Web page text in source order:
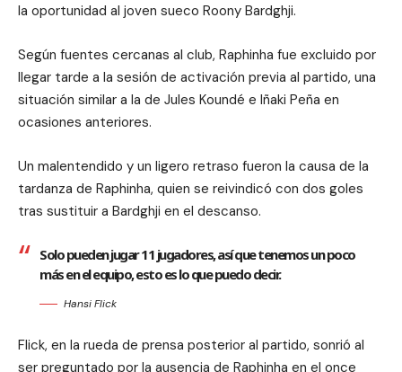
la oportunidad al joven sueco Roony Bardghji.
Según fuentes cercanas al club, Raphinha fue excluido por
llegar tarde a la sesión de activación previa al partido, una
situación similar a la de Jules Koundé e Iñaki Peña en
ocasiones anteriores.
Un malentendido y un ligero retraso fueron la causa de la
tardanza de Raphinha, quien se reivindicó con dos goles
tras sustituir a Bardghji en el descanso.
Solo pueden jugar 11 jugadores, así que tenemos un poco
más en el equipo, esto es lo que puedo decir.
Hansi Flick
Flick, en la rueda de prensa posterior al partido, sonrió al
ser preguntado por la ausencia de Raphinha en el once